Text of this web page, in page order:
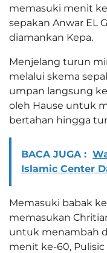
memasuki menit
sepakan Anwar EL
diamankan Kepa.
Menjelang turun
melalui skema
umpan langsung
oleh Hause untuk
bertahan hingga
BACA JUGA :
Islamic Center
Memasuki babak
memasukan
untuk menambah
menit ke-60,